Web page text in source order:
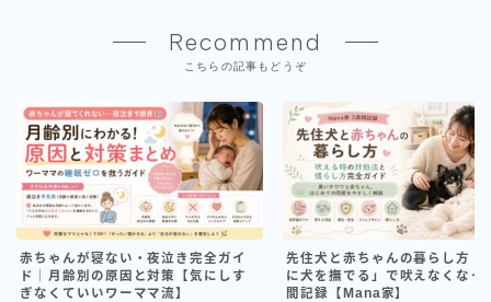
Recommend
こちらの記事もどうぞ
赤ちゃんが寝ない・夜泣き完全ガイ
ド｜月齢別の原因と対策【気にしす
ぎなくていいワーママ流】
先住犬と赤ちゃんの暮らし方｜
に犬を撫でる」で吠えなくなっ
間記録【Mana家】